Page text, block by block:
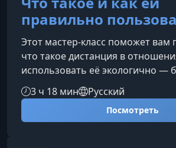
правильно
Этот мастер‑класс поможет вам
что такое дистанция в
использовать её экологично —
манипуляций, драм и разрушения
Материал особенно полезен
поднять свою значимость,
3 ч 18 мин Русский
Посмотреть